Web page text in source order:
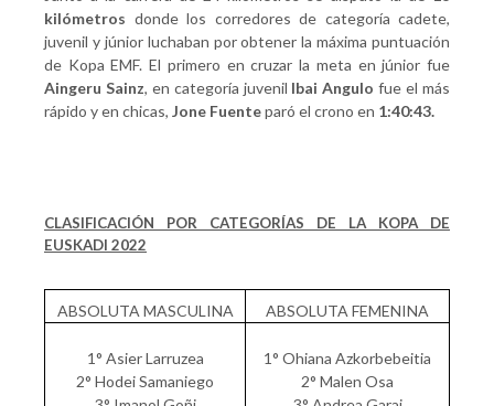
kilómetros donde los corredores de categoría cadete,
juvenil y júnior luchaban por obtener la máxima puntuación
de Kopa EMF. El primero en cruzar la meta en júnior fue
Aingeru Sainz, en categoría juvenil Ibai Angulo fue el más
rápido y en chicas, Jone Fuenteparó el crono en 1:40:43.
CLASIFICACIÓN POR CATEGORÍAS DE LA KOPA DE
EUSKADI 2022
ABSOLUTA MASCULINA ABSOLUTA FEMENINA
1° Asier Larruzea
2° Hodei Samaniego
1° Ohiana Azkorbebeitia
2° Malen Osa